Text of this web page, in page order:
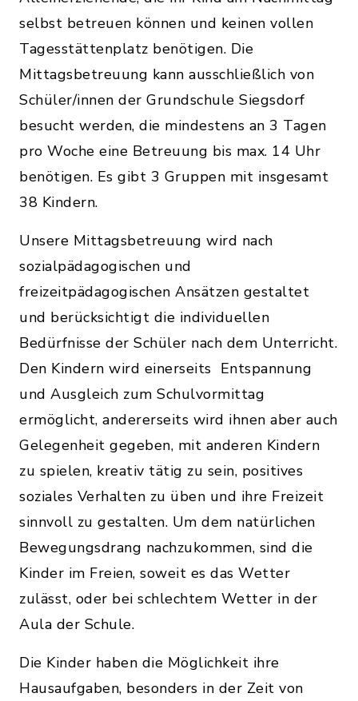
selbst betreuen können und keinen vollen
Tagesstättenplatz benötigen. Die
Mittagsbetreuung kann ausschließlich von
Schüler/innen der Grundschule Siegsdorf
besucht werden, die mindestens an 3 Tagen
pro Woche eine Betreuung bis max. 14 Uhr
benötigen. Es gibt 3 Gruppen mit insgesamt
38 Kindern.
Unsere Mittagsbetreuung wird nach
sozialpädagogischen und
freizeitpädagogischen Ansätzen gestaltet
und berücksichtigt die individuellen
Bedürfnisse der Schüler nach dem Unterricht.
Den Kindern wird einerseits Entspannung
und Ausgleich zum Schulvormittag
ermöglicht, andererseits wird ihnen aber auch
Gelegenheit gegeben, mit anderen Kindern
zu spielen, kreativ tätig zu sein, positives
soziales Verhalten zu üben und ihre Freizeit
sinnvoll zu gestalten. Um dem natürlichen
Bewegungsdrang nachzukommen, sind die
Kinder im Freien, soweit es das Wetter
zulässt, oder bei schlechtem Wetter in der
Aula der Schule.
Die Kinder haben die Möglichkeit ihre
Hausaufgaben, besonders in der Zeit von